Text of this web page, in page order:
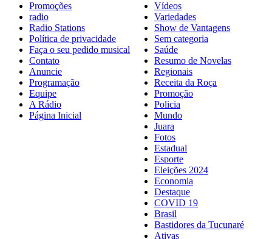
Promoções
radio
Radio Stations
Política de privacidade
Faça o seu pedido musical
Contato
Anuncie
Programação
Equipe
A Rádio
Página Inicial
Vídeos
Variedades
Show de Vantagens
Sem categoria
Saúde
Resumo de Novelas
Regionais
Receita da Roça
Promoção
Policia
Mundo
Juara
Fotos
Estadual
Esporte
Eleições 2024
Economia
Destaque
COVID 19
Brasil
Bastidores da Tucunaré
Ativas